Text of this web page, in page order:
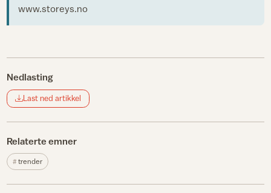
www.storeys.no
Nedlasting
Last ned artikkel
Relaterte emner
trender